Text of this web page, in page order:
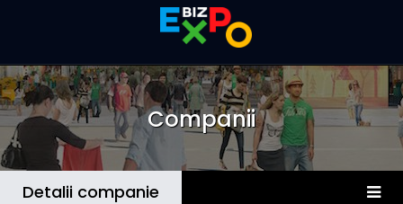
Companii
Detalii companie